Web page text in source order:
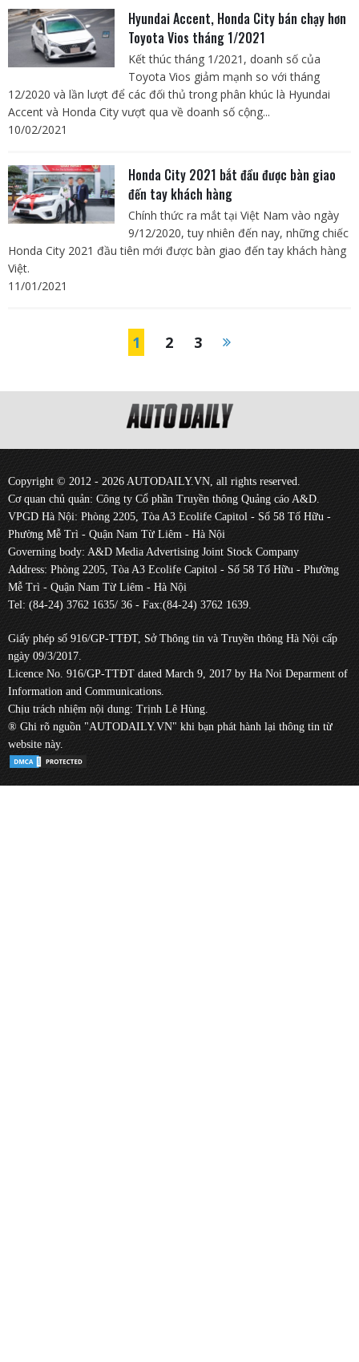
Hyundai Accent, Honda City bán chạy hơn
Toyota Vios tháng 1/2021
Kết thúc tháng 1/2021, doanh số của
Toyota Vios giảm mạnh so với tháng
12/2020 và lần lượt để các đối thủ trong phân khúc là Hyundai
Accent và Honda City vượt qua về doanh số cộng...
10/02/2021
Honda City 2021 bắt đầu được bàn giao
đến tay khách hàng
Chính thức ra mắt tại Việt Nam vào ngày
9/12/2020, tuy nhiên đến nay, những chiếc
Honda City 2021 đầu tiên mới được bàn giao đến tay khách hàng
Việt.
11/01/2021
1 2 3
Copyright © 2012 - 2026 AUTODAILY.VN, all rights reserved.
Cơ quan chủ quản: Công ty Cổ phần Truyền thông Quảng cáo A&D.
VPGD Hà Nội: Phòng 2205, Tòa A3 Ecolife Capitol - Số 58 Tố Hữu -
Phường Mễ Trì - Quận Nam Từ Liêm - Hà Nội
Governing body: A&D Media Advertising Joint Stock Company
Address: Phòng 2205, Tòa A3 Ecolife Capitol - Số 58 Tố Hữu - Phường
Mễ Trì - Quận Nam Từ Liêm - Hà Nội
Tel: (84-24) 3762 1635/ 36 - Fax:(84-24) 3762 1639.
Giấy phép số 916/GP-TTĐT, Sở Thông tin và Truyền thông Hà Nội cấp
ngày 09/3/2017.
Licence No. 916/GP-TTĐT dated March 9, 2017 by Ha Noi Deparment of
Information and Communications.
Chịu trách nhiệm nội dung: Trịnh Lê Hùng.
® Ghi rõ nguồn "AUTODAILY.VN" khi bạn phát hành lại thông tin từ
website này.